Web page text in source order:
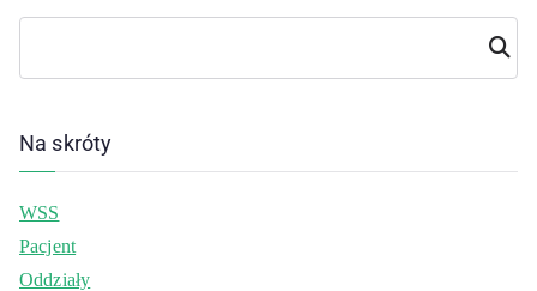
Szuka
j
Na skróty
WSS
Pacjent
Oddziały